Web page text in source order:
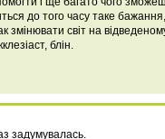
до того часу таке бажання,
світ на відведеному
блін.
задумувалась.